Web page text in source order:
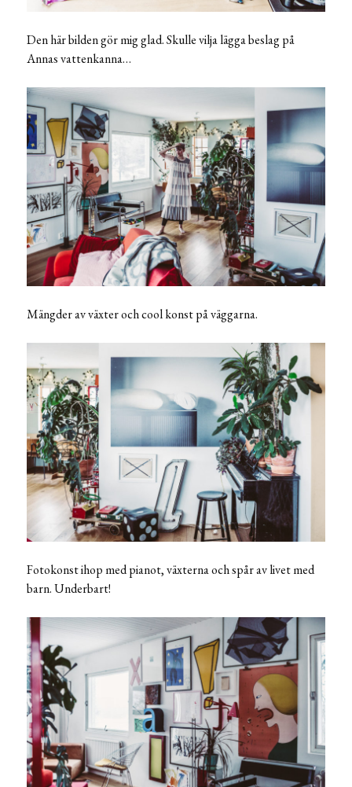
Den här bilden gör mig glad. Skulle vilja lägga beslag på
Annas vattenkanna…
Mängder av växter och cool konst på väggarna.
Fotokonst ihop med pianot, växterna och spår av livet med
barn. Underbart!